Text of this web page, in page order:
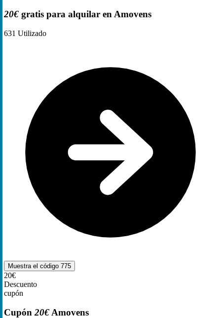
20€ gratis para alquilar en Amovens
631 Utilizado
Muestra el código 775
20€
Descuento
cupón
Cupón 20€ Amovens